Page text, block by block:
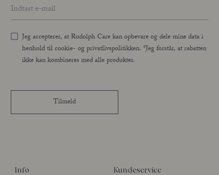
Email address*
Jeg accepterer, at Rudolph Care kan opbevare og dele mine data i
henhold til cookie- og privatlivspolitikken. *Jeg forstår, at rabatten
ikke kan kombineres med alle produkter.
Tilmeld
Info Kundeservice